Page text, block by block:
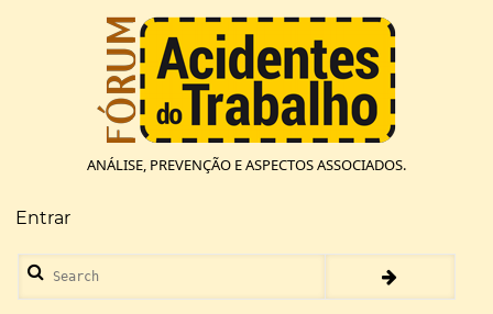
ANÁLISE, PREVENÇÃO E ASPECTOS ASSOCIADOS.
Menu
de
conta
de
Entrar
Search